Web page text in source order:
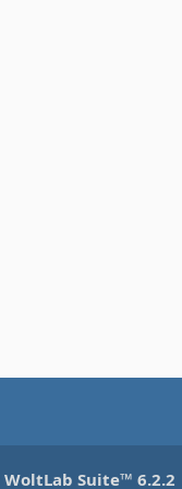
WoltLab Suite™ 6.2.2